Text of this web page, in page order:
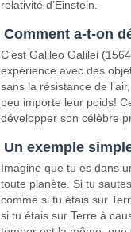
relativité d’Einstein.
Comment a-t-on
C’est Galileo Galilei
expérience avec des
sans la résistance de
peu importe leur poids!
développer son célèbre
Un exemple
Imagine que tu es dans
toute planète. Si tu
comme si tu étais sur
si tu étais sur Terre à